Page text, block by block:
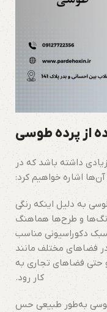
از پرده طوسی
داشته باشد که در
اشاره خواهیم کرد:
به دلیل اینکه رنگی
و طرح‌ها هماهنگ
سبک دکوراسیونی مناسب
فضاهای مختلف مانند
و حتی فضاهای تجاری به
کار رود.
به‌طور طبیعی حس